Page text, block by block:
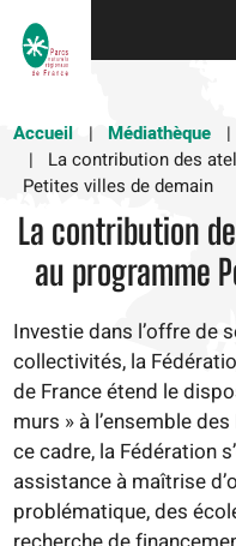
Accueil
Médiathèque
La contribution des
Petites villes de demain
La contribution
au programme
Investie dans l’offre de
collectivités, la
de France étend le
murs » à l’ensemble
ce cadre, la Fédération
assistance à maîtrise
problématique, des